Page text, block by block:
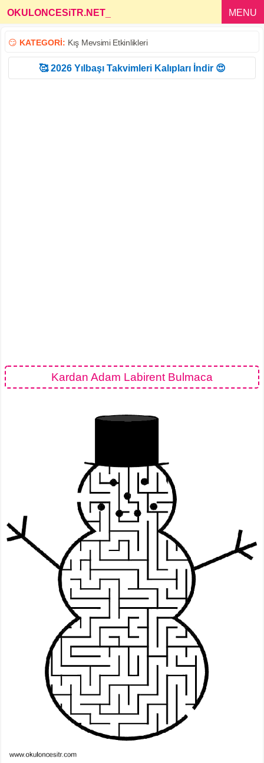
OKULONCESiTR.NET MENU
😏 KATEGORİ: Kış Mevsimi Etkinlikleri
🥰 2026 Yılbaşı Takvimleri Kalıpları İndir 😍
Kardan Adam Labirent Bulmaca